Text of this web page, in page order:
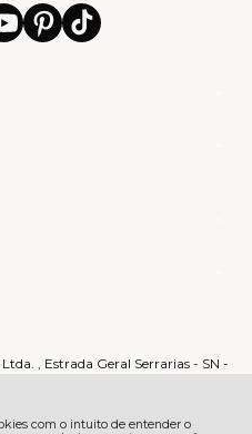
com o intuito de entender o
, Estrada Geral Serrarias - SN -
- Orleans - SC